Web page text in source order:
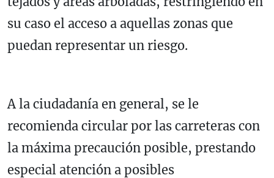
su caso el acceso a aquellas zonas que
puedan representar un riesgo.
A la ciudadanía en general, se le
recomienda circular por las carreteras con
la máxima precaución posible, prestando
especial atención a posibles